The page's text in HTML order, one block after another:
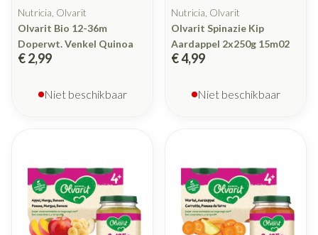
Nutricia, Olvarit
Olvarit Bio 12-36m
Doperwt. Venkel Quinoa
€ 2,99
Niet beschikbaar
Nutricia, Olvarit
Olvarit Spinazie Kip
Aardappel 2x250g 15m02
€ 4,99
Niet beschikbaar